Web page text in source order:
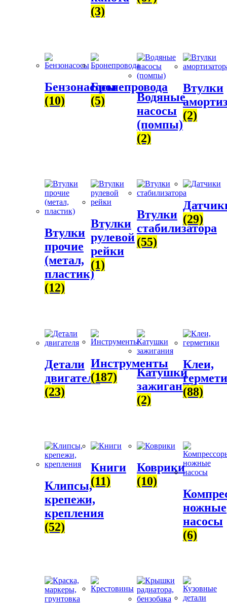
(3)
Бензонасосы
(10)
Бронепровода
(5)
Водяные
насосы
(помпы)
(2)
Втулки
(2)
Втулки
прочие
(метал,
пластик)
(12)
Втулки
рулевой
рейки
(1)
Втулки
стабилизатора
(55)
(29)
Детали
двигателя
(23)
Инструменты
(187)
Катушки
зажигания
(2)
Клеи,
(88)
Клипсы,
крепежи,
крепления
(52)
Книги
(11)
Коврики
(10)
ножные
насосы
(6)